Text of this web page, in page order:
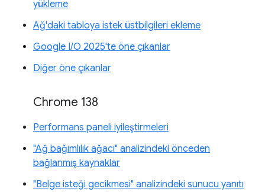
yükleme
Ağ'daki tabloya istek üstbilgileri ekleme
Google I/O 2025'te öne çıkanlar
Diğer öne çıkanlar
Chrome 138
Performans paneli iyileştirmeleri
"Ağ bağımlılık ağacı" analizindeki önceden
bağlanmış kaynaklar
"Belge isteği gecikmesi" analizindeki sunucu yanıtı